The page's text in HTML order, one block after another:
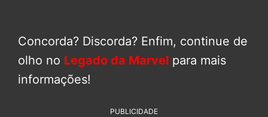
Concorda? Discorda? Enfim, continue de
olho no Legado da Marvel para mais
informações!
PUBLICIDADE